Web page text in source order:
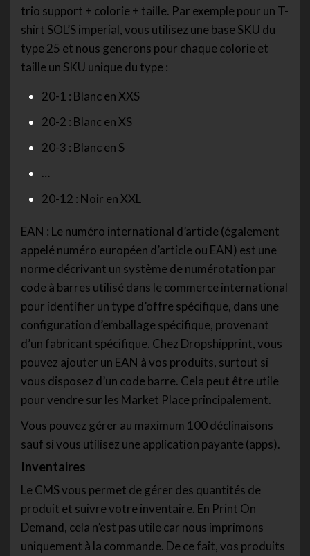
trio support + colorie + taille. Par exemple pour un T-
shirt SOL’S imperial, vous utilisez une base SKU du
type 25 et nous generons pour chaque colorie et
taille un SKU unique du type :
20-1 : Blanc en XXS
20-2 : Blanc en XS
20-3 : Blanc en S
…
20-12 : Noir en XXL
EAN : Le numéro international d’article (également
appelé numéro européen d’article ou EAN) est une
norme décrivant un système de numérotation par
code à barres utilisé dans le commerce international
pour identifier un type d’offre spécifique, dans une
configuration d’emballage spécifique, provenant
d’un fabricant spécifique. Chez Dropshipprint, vous
pouvez ajouter un EAN à vos produits, surtout si
vous disposez d’un code barre. Cela peut être utile
pour vendre sur les Market Place principalement.
Vous pouvez gérer au maximum 100 déclinaisons
sauf si vous utilisez une application payante (apps).
Inventaires
Le CMS vous permet de gérer des quantités de
produit et suivre votre inventaire. En Print On
Demand, cela n’est pas utile car nous imprimons
uniquement à la commande. De ce fait, vos produits